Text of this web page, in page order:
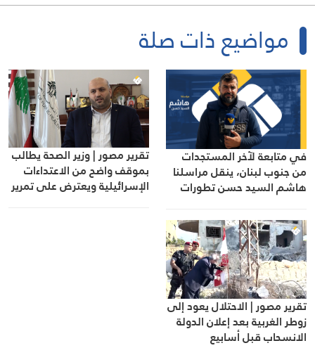
مواضيع ذات صلة
في متابعة لآخر المستجدات
من جنوب لبنان، ينقل مراسلنا
هاشم السيد حسن تطورات
تقرير مصور | وزير الصحة يطالب
بموقف واضح من الاعتداءات
الإسرائيلية ويعترض على تمرير
تقرير مصور | الاحتلال يعود إلى
زوطر الغربية بعد إعلان الدولة
الانسحاب قبل أسابيع